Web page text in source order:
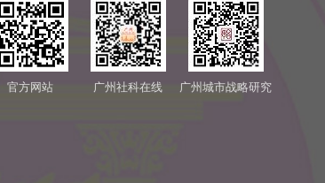
官方网站 广州社科在线 广州城市战略研究